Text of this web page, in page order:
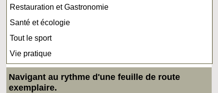
Restauration et Gastronomie
Santé et écologie
Tout le sport
Vie pratique
Navigant au rythme d'une feuille de route
exemplaire.